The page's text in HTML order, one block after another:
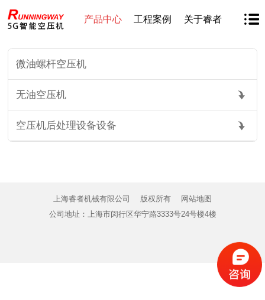
产品中心 工程案例 关于睿者
微油螺杆空压机
无油空压机
空压机后处理设备设备
上海睿者机械有限公司 版权所有
网站地图
公司地址：上海市闵行区华宁路3333号24号楼4楼